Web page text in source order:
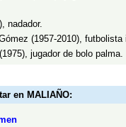
nadador.
(1957-2010), futbolista
jugador de bolo palma.
en MALIAÑO: